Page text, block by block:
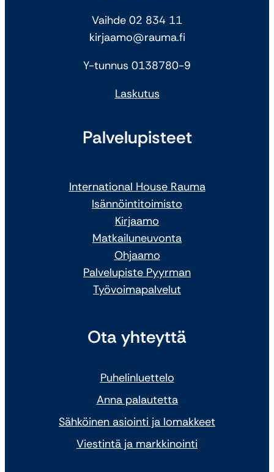
Vaihde 02 834 11
kirjaamo@rauma.fi
Y-tunnus 0138780-9
Laskutus
Palvelupisteet
International House Rauma
Isännöintitoimisto
Kirjaamo
Matkailuneuvonta
Ohjaamo
Palvelupiste Pyyrman
Työvoimapalvelut
Ota yhteyttä
Puhelinluettelo
Anna palautetta
Sähköinen asiointi ja lomakkeet
Viestintä ja markkinointi